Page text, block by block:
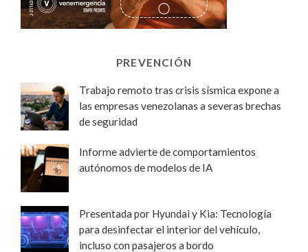
PREVENCIÓN
Trabajo remoto tras crisis sísmica expone a
las empresas venezolanas a severas brechas
de seguridad
Informe advierte de comportamientos
autónomos de modelos de IA
Presentada por Hyundai y Kia: Tecnología
para desinfectar el interior del vehículo,
incluso con pasajeros a bordo